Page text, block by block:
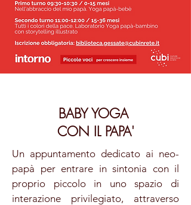
BABY YOGA
CON IL PAPA'
Un appuntamento dedicato ai neo-
papà per entrare in sintonia con il
proprio piccolo in uno spazio di
interazione privilegiato, attraverso